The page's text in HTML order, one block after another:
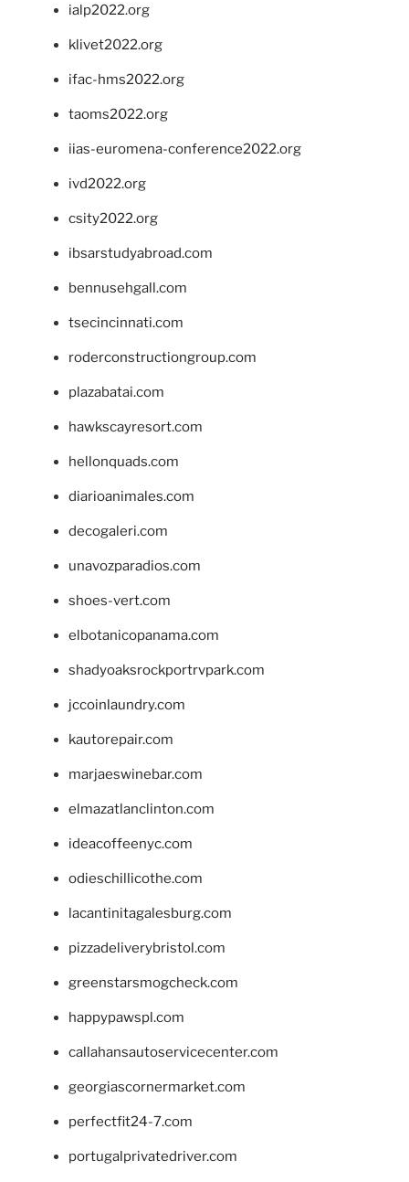
ialp2022.org
klivet2022.org
ifac-hms2022.org
taoms2022.org
iias-euromena-conference2022.org
ivd2022.org
csity2022.org
ibsarstudyabroad.com
bennusehgall.com
tsecincinnati.com
roderconstructiongroup.com
plazabatai.com
hawkscayresort.com
hellonquads.com
diarioanimales.com
decogaleri.com
unavozparadios.com
shoes-vert.com
elbotanicopanama.com
shadyoaksrockportrvpark.com
jccoinlaundry.com
kautorepair.com
marjaeswinebar.com
elmazatlanclinton.com
ideacoffeenyc.com
odieschillicothe.com
lacantinitagalesburg.com
pizzadeliverybristol.com
greenstarsmogcheck.com
happypawspl.com
callahansautoservicecenter.com
georgiascornermarket.com
perfectfit24-7.com
portugalprivatedriver.com